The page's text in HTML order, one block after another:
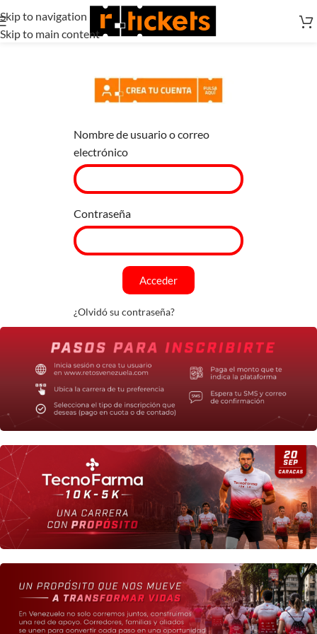
Skip to navigation
Skip to main content
Nombre de usuario o correo
electrónico
Contraseña
Acceder
¿Olvidó su contraseña?